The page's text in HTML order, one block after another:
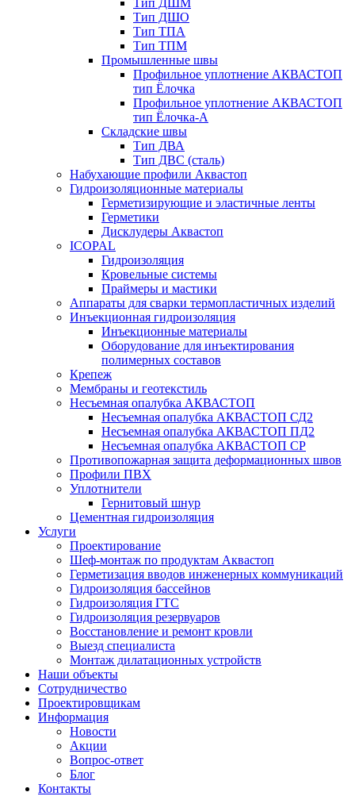
Тип ДШМ
Тип ДШО
Тип ТПА
Тип ТПМ
Промышленные швы
Профильное уплотнение АКВАСТОП
тип Ёлочка
Профильное уплотнение АКВАСТОП
тип Ёлочка-А
Складские швы
Тип ДВА
Тип ДВС (сталь)
Набухающие профили Аквастоп
Гидроизоляционные материалы
Герметизирующие и эластичные ленты
Герметики
Дисклудеры Аквастоп
ICOPAL
Гидроизоляция
Кровельные системы
Праймеры и мастики
Аппараты для сварки термопластичных изделий
Инъекционная гидроизоляция
Инъекционные материалы
Оборудование для инъектирования
полимерных составов
Крепеж
Мембраны и геотекстиль
Несъемная опалубка АКВАСТОП
Несъемная опалубка АКВАСТОП СД2
Несъемная опалубка АКВАСТОП ПД2
Несъемная опалубка АКВАСТОП СР
Противопожарная защита деформационных швов
Профили ПВХ
Уплотнители
Гернитовый шнур
Цементная гидроизоляция
Услуги
Проектирование
Шеф-монтаж по продуктам Аквастоп
Герметизация вводов инженерных коммуникаций
Гидроизоляция бассейнов
Гидроизоляция ГТС
Гидроизоляция резервуаров
Восстановление и ремонт кровли
Выезд специалиста
Монтаж дилатационных устройств
Наши объекты
Сотрудничество
Проектировщикам
Информация
Новости
Акции
Вопрос-ответ
Блог
Контакты